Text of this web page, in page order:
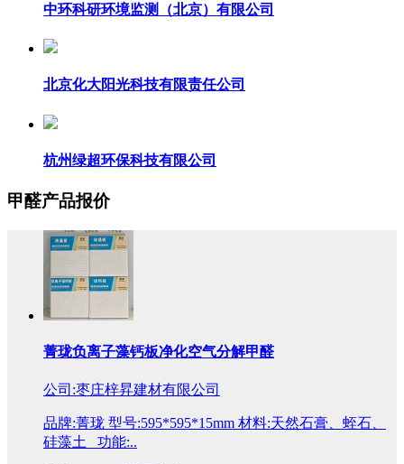
中环科研环境监测（北京）有限公司
北京化大阳光科技有限责任公司
杭州绿超环保科技有限公司
甲醛产品报价
菁珑负离子藻钙板净化空气分解甲醛
公司:枣庄梓昇建材有限公司
品牌:菁珑 型号:595*595*15mm 材料:天然石膏、蛭石、
硅藻土 功能:..